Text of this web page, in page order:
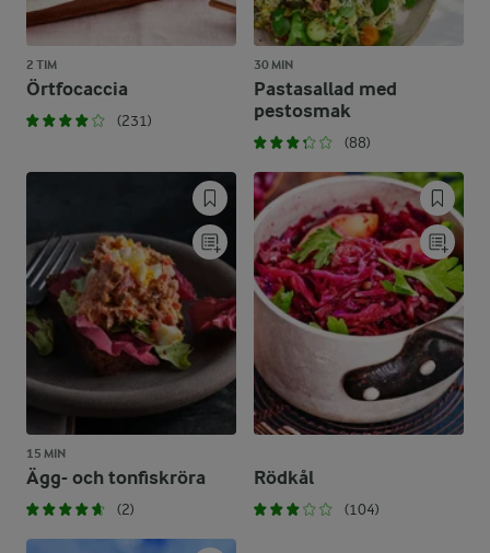
2 TIM
Örtfocaccia
(231)
30 MIN
Pastasallad med
pestosmak
(88)
15 MIN
Ägg- och tonfiskröra
(2)
Rödkål
(104)